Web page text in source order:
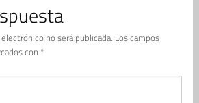
no será publicada. Los campos
con *